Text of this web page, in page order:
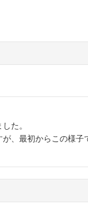
た。
、最初からこの様子